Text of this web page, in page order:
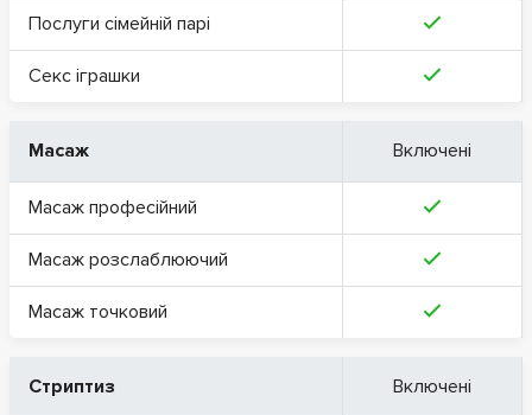
Послуги сімейній парі
Секс іграшки
Масаж Включені
Масаж професійний
Масаж розслаблюючий
Масаж точковий
Стриптиз Включені